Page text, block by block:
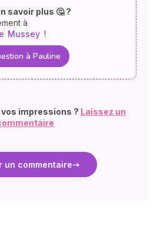
savoir plus 🤔 ?
à
Mussey !
à Pauline
impressions ? Laissez un
un commentaire